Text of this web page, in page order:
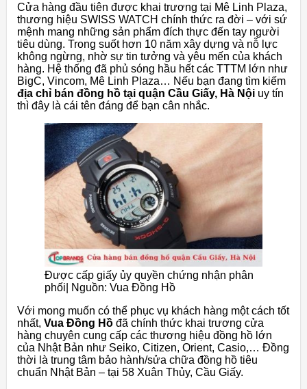
Cửa hàng đầu tiên được khai trương tại Mê Linh Plaza,
thương hiệu SWISS WATCH chính thức ra đời – với sứ
mệnh mang những sản phẩm đích thực đến tay người
tiêu dùng. Trong suốt hơn 10 năm xây dựng và nỗ lực
không ngừng, nhờ sự tin tưởng và yêu mến của khách
hàng. Hệ thống đã phủ sóng hầu hết các TTTM lớn như
BigC, Vincom, Mê Linh Plaza… Nếu bạn đang tìm kiếm
địa chỉ bán đồng hồ tại quận Cầu Giấy, Hà Nội uy tín
thì đây là cái tên đáng để bạn cân nhắc.
Được cấp giấy ủy quyền chứng nhận phân
phối| Nguồn: Vua Đồng Hồ
Với mong muốn có thể phục vụ khách hàng một cách tốt
nhất, Vua Đồng Hồ đã chính thức khai trương cửa
hàng chuyên cung cấp các thương hiệu đồng hồ lớn
của Nhật Bản như Seiko, Citizen, Orient, Casio,… Đồng
thời là trung tâm bảo hành/sửa chữa đồng hồ tiêu
chuẩn Nhật Bản – tại 58 Xuân Thủy, Cầu Giấy.